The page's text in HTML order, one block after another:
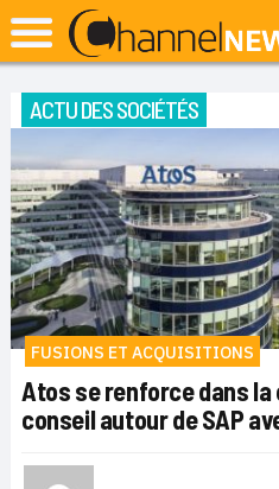
ACTU DES SOCIÉTÉS
FUSIONS ET ACQUISITIONS
Atos se renforce dans
conseil autour de SAP